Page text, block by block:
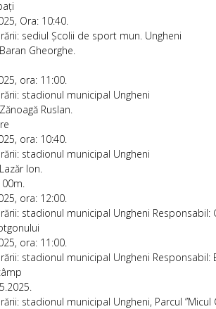
Ora: 10:40.
sediul Școlii de sport mun. Ungheni
Gheorghe.
ora: 11:00.
stadionul municipal Ungheni
Ruslan.
ora: 10:40.
stadionul municipal Ungheni
Ion.
ora: 12:00.
stadionul municipal Ungheni Responsabil:
ora: 11:00.
stadionul municipal Ungheni Responsabil:
stadionul municipal Ungheni, Parcul ”Micul